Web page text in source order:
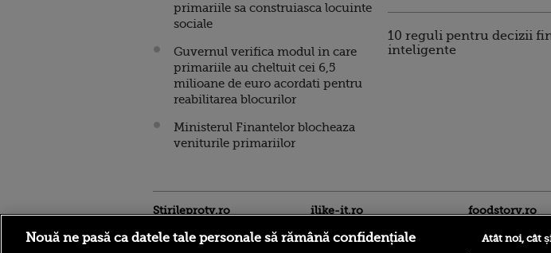
primariile sa construiasca locuinte
sociale
Guvernul verifica modul in care
primariile au cheltuit cei 6,5
milioane de euro acordati pentru
reabilitarea blocurilor
Ministerul Finantelor blocheaza
veniturile primariilor
10 reguli pentru decizii
inteligente
Stirileprotv.ro ilike-it.ro foodstory.ro
Nouă ne pasă ca datele tale personale să rămână confidențiale Atât noi, cât